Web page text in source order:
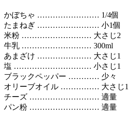
かぼちゃ …………………… 1/4個
たまねぎ …………………… 小1個
米粉 ……………………… 大さじ2
牛乳 ……………………… 300ml
あまざけ ………………… 大さじ1
塩 ………………………… 小さじ1
ブラックペッパー ………… 少々
オリーブオイル …………… 大さじ1
チーズ ……………………… 適量
パン粉 ……………………… 適量